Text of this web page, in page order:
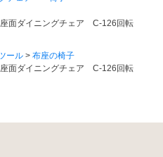
面ダイニングチェア C-126回転
ール
布座の椅子
面ダイニングチェア C-126回転